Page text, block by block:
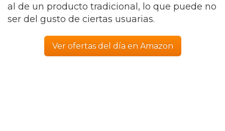
al de un producto tradicional, lo que puede no
ser del gusto de ciertas usuarias.
Ver ofertas del día en Amazon